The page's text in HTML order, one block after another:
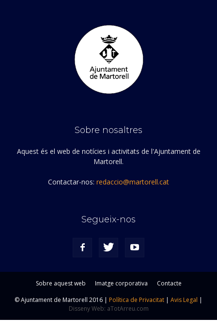
Sobre nosaltres
Aquest és el web de notícies i activitats de l'Ajuntament de
Martorell.
Contactar-nos: redaccio@martorell.cat
Segueix-nos
Sobre aquest web Imatge corporativa
Contacte
© Ajuntament de Martorell 2016 | Política de Privacitat | Avis Legal |
Disseny Web: aTotArreu.com